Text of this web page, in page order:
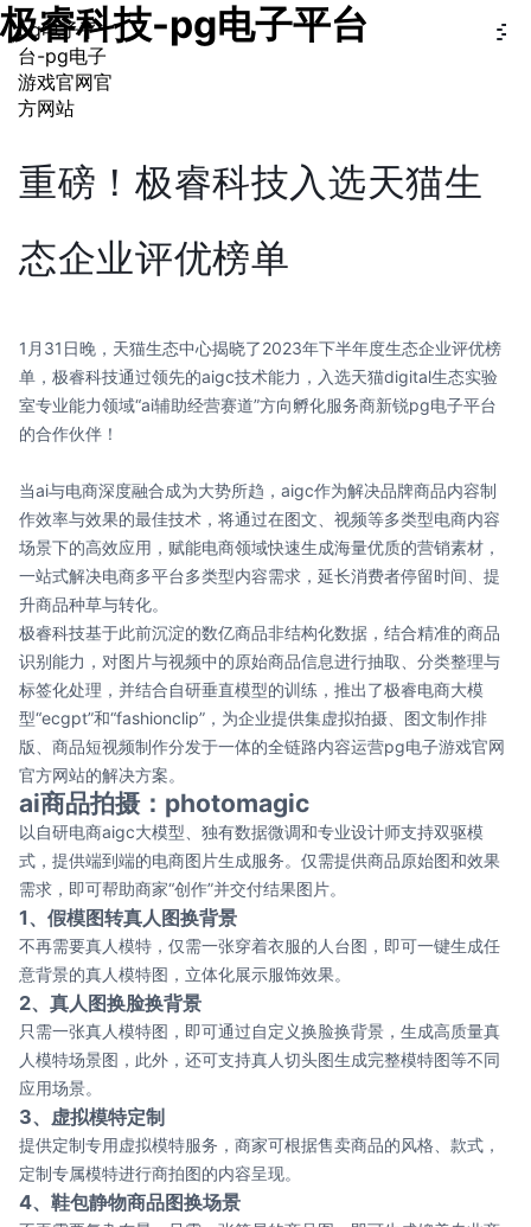
极睿科技-pg电子平台
pg电子平
台-pg电子
游戏官网官
方网站
重磅！极睿科技入选天猫生
态企业评优榜单
1月31日晚，天猫生态中心揭晓了2023年下半年度生态企业评优榜
单，极睿科技通过领先的aigc技术能力，入选天猫digital生态实验
室专业能力领域“ai辅助经营赛道”方向孵化服务商新锐pg电子平台
的合作伙伴！
当ai与电商深度融合成为大势所趋，aigc作为解决品牌商品内容制
作效率与效果的最佳技术，将通过在图文、视频等多类型电商内容
场景下的高效应用，赋能电商领域快速生成海量优质的营销素材，
一站式解决电商多平台多类型内容需求，延长消费者停留时间、提
升商品种草与转化。
极睿科技基于此前沉淀的数亿商品非结构化数据，结合精准的商品
识别能力，对图片与视频中的原始商品信息进行抽取、分类整理与
标签化处理，并结合自研垂直模型的训练，推出了极睿电商大模
型“ecgpt”和“fashionclip”，为企业提供集虚拟拍摄、图文制作排
版、商品短视频制作分发于一体的全链路内容运营pg电子游戏官网
官方网站的解决方案。
ai商品拍摄：photomagic
以自研电商aigc大模型、独有数据微调和专业设计师支持双驱模
式，提供端到端的电商图片生成服务。仅需提供商品原始图和效果
需求，即可帮助商家“创作”并交付结果图片。
1、假模图转真人图换背景
不再需要真人模特，仅需一张穿着衣服的人台图，即可一键生成任
意背景的真人模特图，立体化展示服饰效果。
2、真人图换脸换背景
只需一张真人模特图，即可通过自定义换脸换背景，生成高质量真
人模特场景图，此外，还可支持真人切头图生成完整模特图等不同
应用场景。
3、虚拟模特定制
提供定制专⽤虚拟模特服务，商家可根据售卖商品的风格、款式，
定制专属模特进行商拍图的内容呈现。
4、鞋包静物商品图换场景